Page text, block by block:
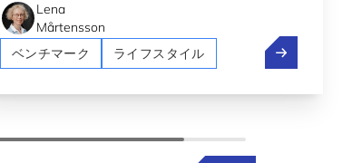
はヨーロッパで最も美しい首都にランクされました
Lena
Mårtensson
ベンチマーク
ライフスタイル ルクセンブル